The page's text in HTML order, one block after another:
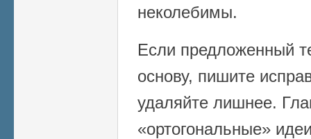
неколебимы.
Если предложенный
основу, пишите
удаляйте лишнее.
«ортогональные»